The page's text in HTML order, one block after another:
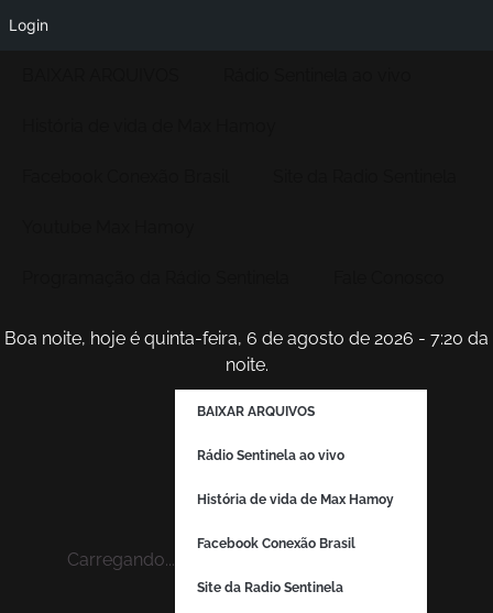
Boa noite, hoje é quinta-feira, 6 de agosto de 2026 - 7:20 da
noite.
Carregando...
BAIXAR ARQUIVOS
Rádio Sentinela ao vivo
História de vida de Max Hamoy
Facebook Conexão Brasil
Site da Radio Sentinela
Login